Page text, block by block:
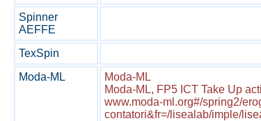
Spinner
AEFFE
TexSpin
Moda-ML
Moda-ML
Moda-ML, FP5 ICT Take Up
www.moda-ml.org#/spring2/
contatori&fr=/lisealab/imple/